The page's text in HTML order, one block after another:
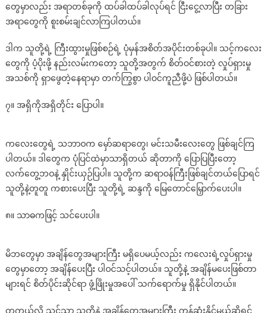
တွေမှာလည်း အရာတစ်ခုကို ထပ်ခါထပ်ခါလုပ်ရင် ငြီးငွေ့လာပြီး တခြား
အရာတွေကို စူးစမ်းချင်လာကြပါတယ်။
ဒါက သူတို့ရဲ့ ကြီးထွားမှုဖြစ်စဉ်ရဲ့ ပုံမှန်အစိတ်အပိုင်းတစ်ခုပါ။ သင့်ကလေး
တွေကို ပံ့ပိုးဖို့ နည်းလမ်းကတော့ သူတို့အတွက် စိတ်ဝင်စားတဲ့ လှုပ်ရှားမှု
အသစ်ကို ရှာဖွေတဲ့နေရာမှာ တက်ကြွစွာ ပါဝင်ကူညီဖို့ပဲ ဖြစ်ပါတယ်။
၇။ အရှိကိုအရှိတိုင်း ပြောပါ။
ကလေးတွေရဲ့ သဘာဝက မှော်ဆရာတွေ၊ မင်းသမီးလေးတွေ ဖြစ်ချင်ကြ
ပါတယ်။ ဒါတွေက ပုံပြင်ထဲမှာသာရှိတယ် ဆိုတာကို ပြောပြပြီးတော့
လက်တွေ့ဘဝနဲ့ နှိုင်းယှဉ်ပြပါ။ သူတို့က ဆရာဝန်ကြီးဖြစ်ချင်တယ်ပြောရင်
သူတို့နဲ့တူတူ ကစားပေးပြီး သူတို့ရဲ့ ဆန္ဒကို မြေတောင်မြှောက်ပေးပါ။
၈။ သာဓကဖြင့် သင်ပေးပါ။
မိဘတွေမှာ အချိန်တွေအများကြီး မရှိပေမယ့်လည်း ကလေးရဲ့လှုပ်ရှားမှု
တွေမှာတော့ အချိန်ပေးပြီး ပါဝင်သင့်ပါတယ်။ သူတို့နဲ့ အချိန်မပေးဖြစ်တာ
များရင် စိတ်ပိုင်းဆိုင်ရာ ဖွံ့ဖြိုးမှုအပေါ် သက်ရောက်မှု ရှိနိုင်ပါတယ်။
တကယ်လို့ သင်သာ သူတို့နဲ့ အချိန်တွေအများကြီး ကုန်ဆုံးနိုင်မယ်ဆိုရင်